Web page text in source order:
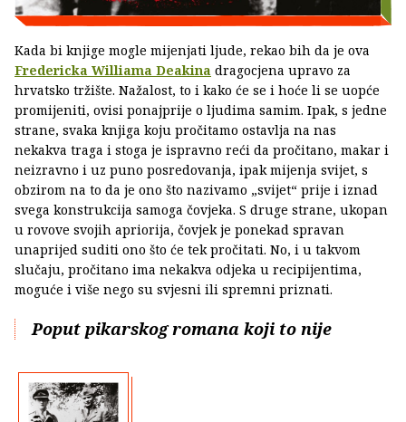
Kada bi knjige mogle mijenjati ljude, rekao bih da je ova
Fredericka Williama Deakina dragocjena upravo za
hrvatsko tržište. Nažalost, to i kako će se i hoće li se uopće
promijeniti, ovisi ponajprije o ljudima samim. Ipak, s jedne
strane, svaka knjiga koju pročitamo ostavlja na nas
nekakva traga i stoga je ispravno reći da pročitano, makar i
neizravno i uz puno posredovanja, ipak mijenja svijet, s
obzirom na to da je ono što nazivamo „svijet“ prije i iznad
svega konstrukcija samoga čovjeka. S druge strane, ukopan
u rovove svojih apriorija, čovjek je ponekad spravan
unaprijed suditi ono što će tek pročitati. No, i u takvom
slučaju, pročitano ima nekakva odjeka u recipijentima,
moguće i više nego su svjesni ili spremni priznati.
Poput pikarskog romana koji to nije